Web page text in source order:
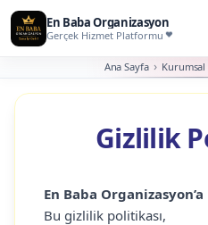
En Baba Organizasyon
Gerçek Hizmet Platformu
Ana Sayfa Kurumsal
Gizlilik
En Baba
Bu gizlilik politikası,